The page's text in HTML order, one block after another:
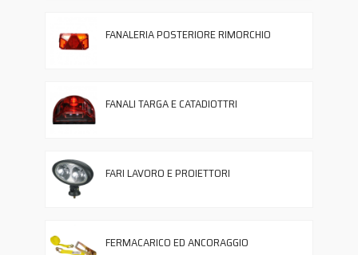
FANALERIA POSTERIORE RIMORCHIO
FANALI TARGA E CATADIOTTRI
FARI LAVORO E PROIETTORI
FERMACARICO ED ANCORAGGIO